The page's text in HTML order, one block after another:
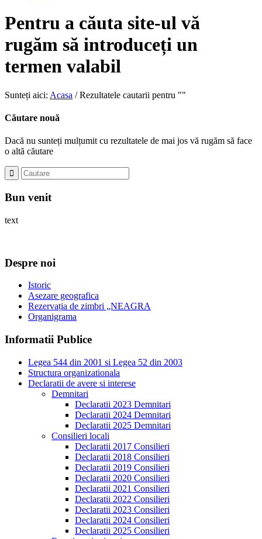
Pentru a căuta site-ul vă
rugăm să introduceți un
termen valabil
Sunteți aici: Acasa / Rezultatele cautarii pentru ""
Căutare nouă
Dacă nu sunteți mulțumit cu rezultatele de mai jos vă rugăm să face
o altă căutare
Bun venit
text
Despre noi
Istoric
Asezare geografica
Rezervația de zimbri „NEAGRA
Organigrama
Informatii Publice
Legea 544 din 2001 si Legea 52 din 2003
Structura organizationala
Declaratii de avere si interese
Demnitari
Declaratii 2023 Demnitari
Declaratii 2024 Demnitari
Declaratii 2025 Demnitari
Consilieri locali
Declaratii 2017 Consilieri
Declaratii 2018 Consilieri
Declaratii 2019 Consilieri
Declaratii 2020 Consilieri
Declaratii 2021 Consilieri
Declaratii 2022 Consilieri
Declaratii 2023 Consilieri
Declaratii 2024 Consilieri
Declaratii 2025 Consilieri